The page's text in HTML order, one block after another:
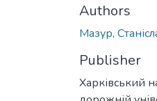
Authors
Мазур,
Publisher
Харківський